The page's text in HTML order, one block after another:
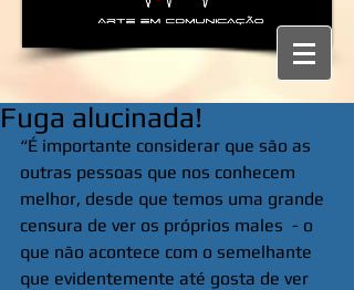
Fuga alucinada!
“É importante considerar que são as
outras pessoas que nos conhecem
melhor, desde que temos uma grande
censura de ver os próprios males  - o
que não acontece com o semelhante
que evidentemente até gosta de ver